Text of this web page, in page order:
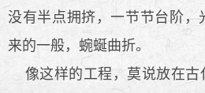
没有半点拥挤，一节节台阶，
来的一般，蜿蜒曲折。
像这样的工程，莫说放在古